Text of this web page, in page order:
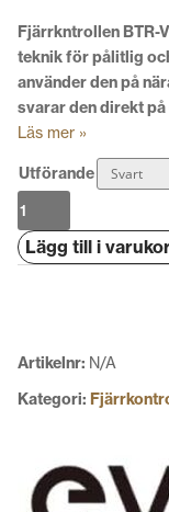
Fjärrkntrollen BTR-
teknik för pålitlig
använder den på
svarar den direkt
Läs mer »
Utförande
EverSolo
BTR-
V16
Lägg till i
Artikelnr: N/A
Kategori: